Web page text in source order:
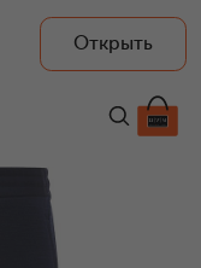
Открыть
148 000 ₽